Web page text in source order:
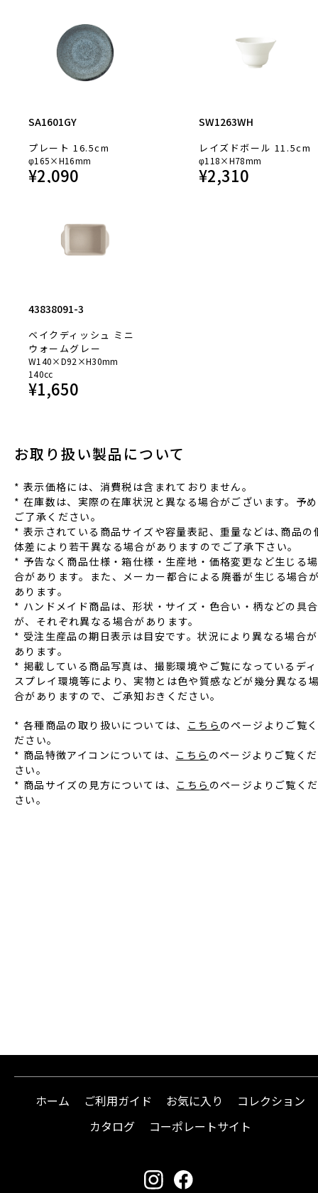
SA1601GY
プレート 16.5cm
φ165×H16mm
¥2,090
SW1263WH
レイズドボール 11.5cm
φ118×H78mm
¥2,310
43838091-3
ベイクディッシュ ミニ
ウォームグレー
W140×D92×H30mm
140cc
¥1,650
お取り扱い製品について
* 表⽰価格には、消費税は含まれておりません。
* 在庫数は、実際の在庫状況と異なる場合がございます。予め
ご了承ください。
* 表⽰されている商品サイズや容量表記、重量などは､商品の
体差により若⼲異なる場合がありますのでご了承下さい。
* 予告なく商品仕様‧箱仕様‧⽣産地‧価格変更など⽣じる場
合があります。また、メーカー都合による廃番が⽣じる場合
あります。
* ハンドメイド商品は、形状‧サイズ‧⾊合い‧柄などの具合
が、それぞれ異なる場合があります。
* 受注⽣産品の期⽇表⽰は⽬安です。状況により異なる場合が
あります。
* 掲載している商品写真は、撮影環境やご覧になっているディ
スプレイ環境等により、実物とは⾊や質感などが幾分異なる
合がありますので、ご承知おきください。
* 各種商品の取り扱いについては、 こちら のページよりご覧く
ださい。
* 商品特徴アイコンについては、 こちら のページよりご覧くだ
さい。
* 商品サイズの見方については、 こちら のページよりご覧くだ
さい。
ホーム ご利用ガイド お気に入り
コレクション
カタログ
コーポレートサイト